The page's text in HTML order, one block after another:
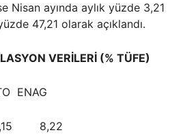
Nisan ayında aylık yüzde 3,21
47,21 olarak açıklandı.
VERİLERİ (% TÜFE)
8,22